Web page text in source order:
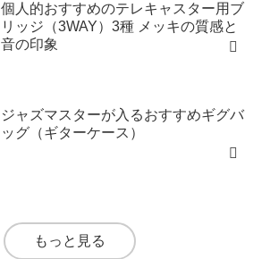
個人的おすすめのテレキャスター用ブ
リッジ（3WAY）3種 メッキの質感と
音の印象
ジャズマスターが入るおすすめギグバ
ッグ（ギターケース）
もっと見る